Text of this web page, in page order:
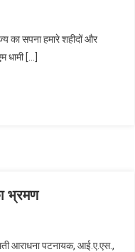
का सपना हमारे शहीदों और
धामी […]
भ्रमण
आराधना पटनायक, आई.ए.एस.,